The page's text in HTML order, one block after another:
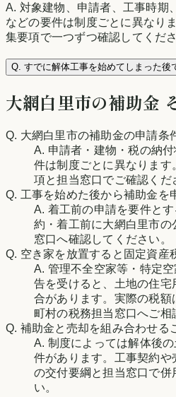
A. 対象建物、申請者、工事時期
などの要件は制度ごとに異なり
集要項で一つずつ確認してくださ
Q. すでに解体工事を始めてしまった後
大網白里市の補助金
Q. 大網白里市の補助金の申請条
A. 申請者・建物・税の納
件は制度ごとに異なりま
項と担当窓口でご確認くだ
Q. 工事を始めた後から補助金を
A. 着工前の申請を要件と
約・着工前に大網白里市
窓口へ確認してください。
Q. 空き家を放置すると固定資産
A. 管理不全空家等・特定
告を受けると、土地の住
合があります。実際の税
町村の税務担当窓口へご相
Q. 補助金と売却を組み合わせる
A. 制度によっては解体後
件があります。工事契約
の交付要綱と担当窓口で併
い。